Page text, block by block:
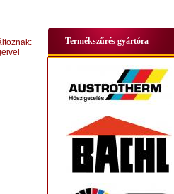
Termékszűrés gyártóra